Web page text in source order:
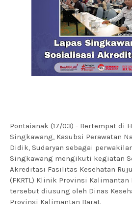
Pontaianak (17/03) - Bertempat di
Singkawang, Kasubsi Perawatan
Didik, Sudaryan sebagai
Singkawang mengikuti kegiatan
Akreditasi Fasilitas Kesehatan
(FKRTL) Klinik Provinsi Kalimantan
tersebut diusung oleh Dinas
Provinsi Kalimantan Barat.